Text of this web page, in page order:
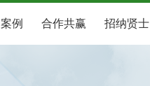
例 合作共赢 招纳贤士